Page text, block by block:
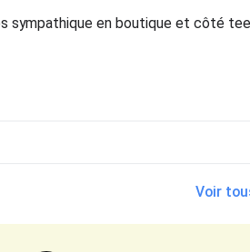
sympathique en boutique et côté
Voir